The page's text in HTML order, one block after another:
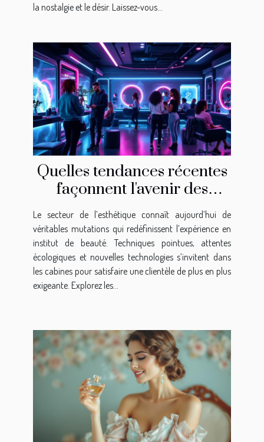
la nostalgie et le désir. Laissez-vous...
Quelles tendances récentes
façonnent l'avenir des
instituts de beauté ?
Le secteur de l’esthétique connaît aujourd’hui de
véritables mutations qui redéfinissent l’expérience en
institut de beauté. Techniques pointues, attentes
écologiques et nouvelles technologies s’invitent dans
les cabines pour satisfaire une clientèle de plus en plus
exigeante. Explorez les...